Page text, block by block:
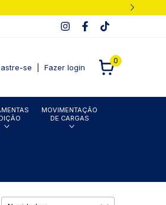
se Fazer login
0
MOVIMENTAÇÃO
DE CARGAS